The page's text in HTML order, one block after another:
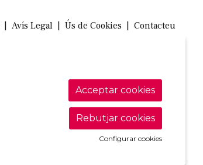
Avís Legal Ús de Cookies Contacteu
Acceptar cookies
Rebutjar cookies
Configurar cookies